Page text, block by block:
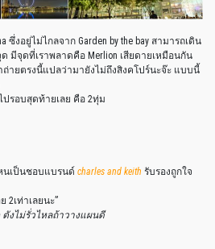
ซึ่งอยู่ไม่ไกลจาก Garden by the bay สามารถเดิน
มีจุดที่เราพลาดคือ Merlion เสียดายเหมือนกัน
ถ่ายตรงนี้แปลว่ามายังไม่ถึงสิงคโปร์นะจ๊ะ แบบนี้
ปรอบสุดท้ายเลย คือ 2ทุ่ม
เป็นชอบแบรนด์ charles and keith รับรองถูกใจ
2เท่าเลยนะ”
ตังไม่รั่วไหลถ้าวางแผนดี